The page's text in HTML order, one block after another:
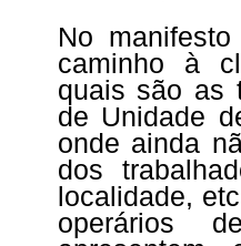
No
caminho à
quais são as
de Unidade
onde ainda
dos
localidade,
operários